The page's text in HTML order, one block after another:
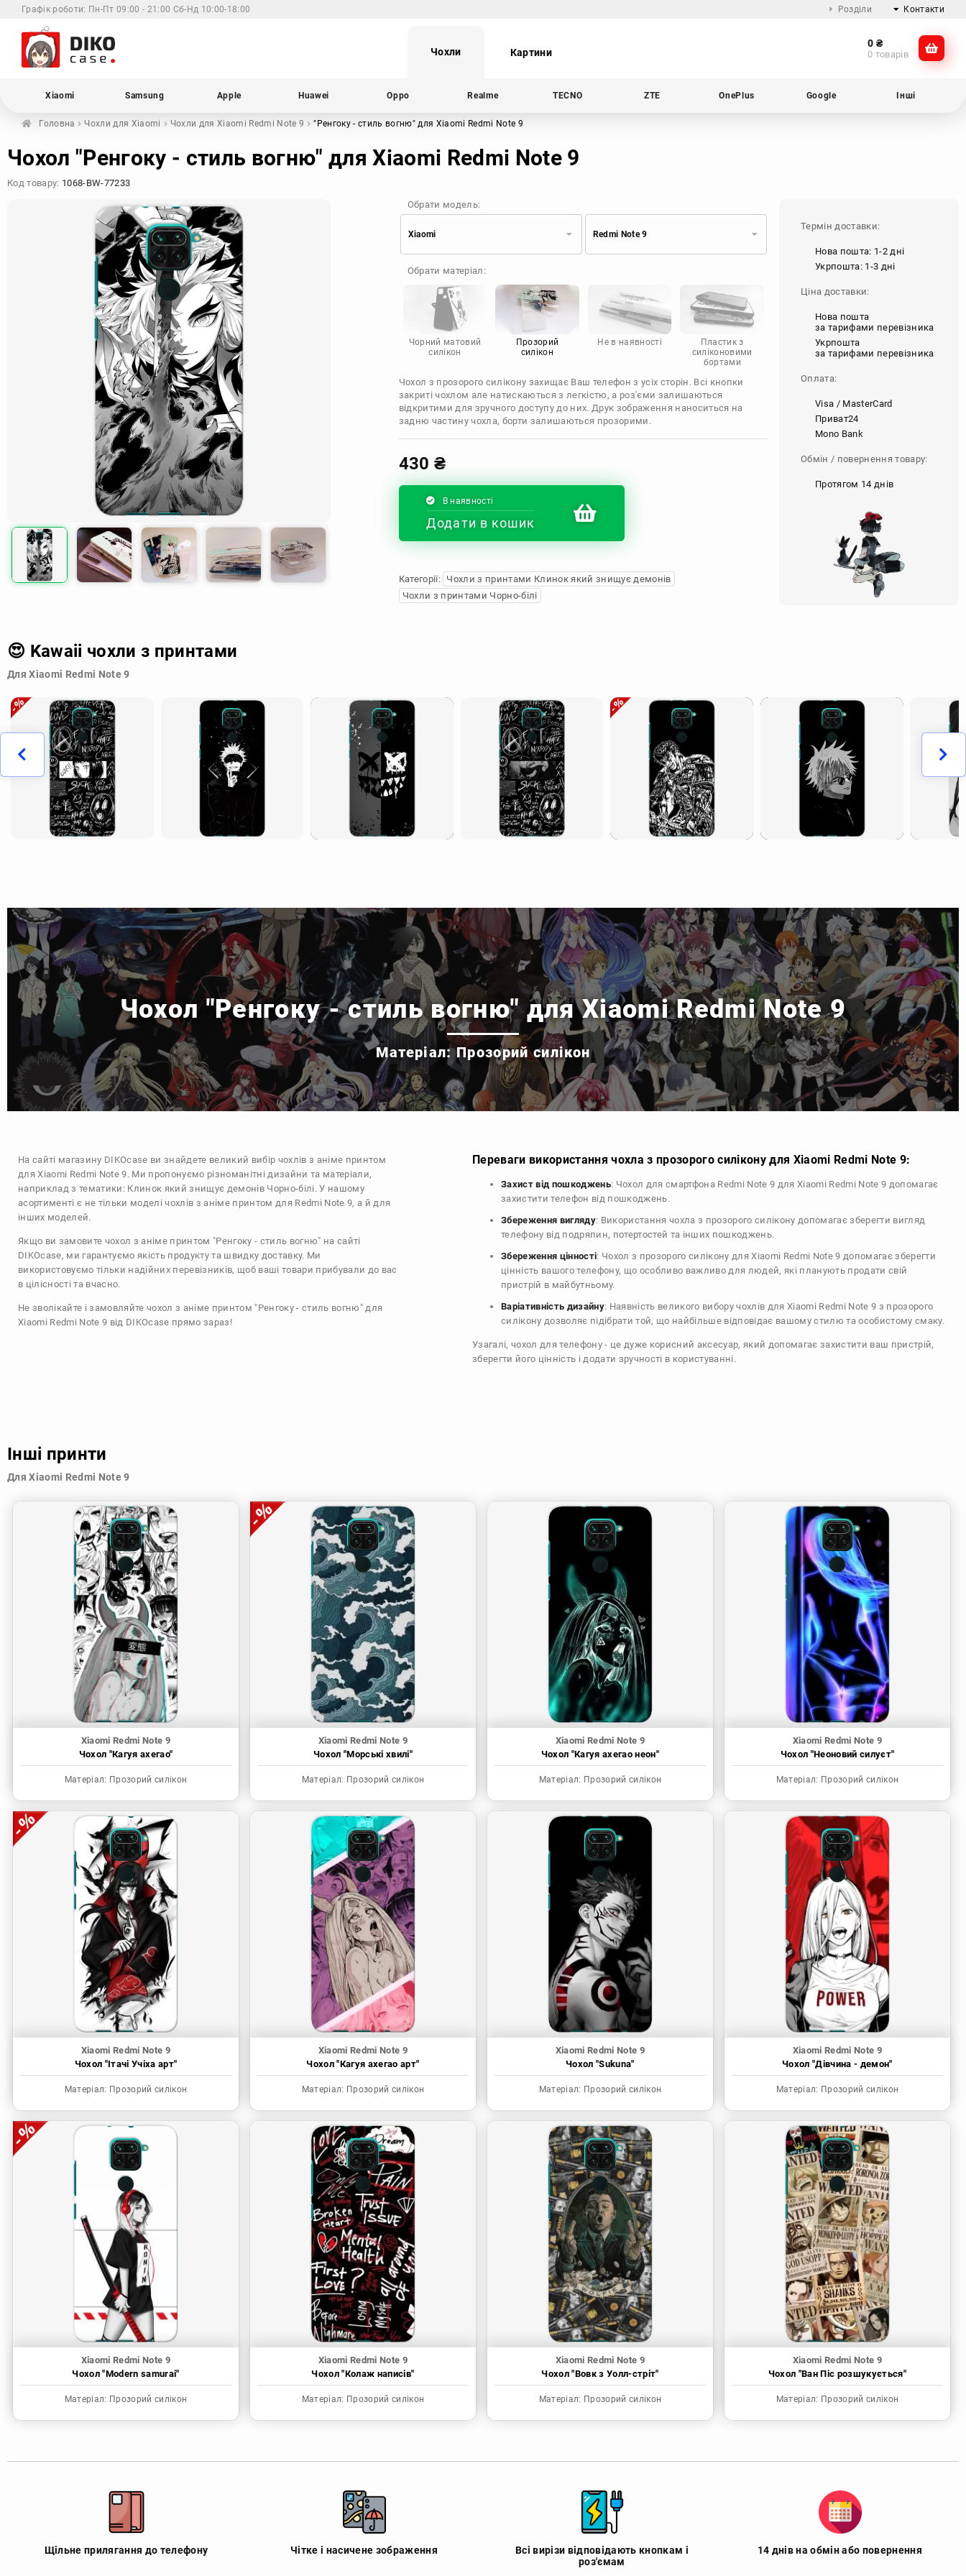
Графік роботи: Пн-Пт 09:00 - 21:00 Сб-Нд 10:00-18:00 Розділи Контакти
@dikocase
Чохли Картини
0 ₴
0 товарів
Xiaomi Samsung Apple Huawei Oppo Realme TECNO ZTE OnePlus Google Інші
Головна Чохли для Xiaomi Чохли для Xiaomi Redmi Note 9 "Ренгоку - стиль вогню" для Xiaomi Redmi Note 9
Чохол "Ренгоку - стиль вогню" для Xiaomi Redmi Note 9
Код товару: 1068-BW-77233
Обрати модель:
Xiaomi
Samsung
Apple
OnePlus
Google
Doogee
Motorola
Redmi Note 9
Обрати матеріал:
Чорний матовий
силікон
Прозорий
силікон
Не в наявності
Пластик з
силіконовими
бортами
Чохол з прозорого силікону захищає Ваш телефон з усіх сторін. Всі кнопки
закриті чохлом але натискаються з легкістю, а роз'єми залишаються
відкритими для зручного доступу до них. Друк зображення наноситься на
задню частину чохла, борти залишаються прозорими.
430 ₴
В наявності
Додати в кошик
Категорії: Чохли з принтами Клинок який знищує демонів
Чохли з принтами Чорно-білі
Термін доставки:
Нова пошта: 1-2 дні
Укрпошта: 1-3 дні
Ціна доставки:
Нова пошта
за тарифами перевізника
Укрпошта
за тарифами перевізника
Оплата:
Visa / MasterCard
Приват24
Mono Bank
Обмін / повернення товару:
Протягом 14 днів
😍 Kawaii чохли з принтами
Для Xiaomi Redmi Note 9
Чохол "Ренгоку - стиль вогню" для Xiaomi Redmi Note 9
Матеріал: Прозорий силікон
На сайті магазину DIKOcase ви знайдете великий вибір чохлів з аніме принтом
для Xiaomi Redmi Note 9. Ми пропонуємо різноманітні дизайни та матеріали,
наприклад з тематики: Клинок який знищує демонів Чорно-білі. У нашому
асортименті є не тільки моделі чохлів з аніме принтом для Redmi Note 9, а й для
інших моделей.
Якщо ви замовите чохол з аніме принтом "Ренгоку - стиль вогню" на сайті
DIKOcase, ми гарантуємо якість продукту та швидку доставку. Ми
використовуємо тільки надійних перевізників, щоб ваші товари прибували до вас
в цілісності та вчасно.
Не зволікайте і замовляйте чохол з аніме принтом "Ренгоку - стиль вогню" для
Xiaomi Redmi Note 9 від DIKOcase прямо зараз!
Переваги використання чохла з прозорого силікону для Xiaomi Redmi Note 9:
Захист від пошкоджень: Чохол для смартфона Redmi Note 9 для Xiaomi Redmi Note 9 допомагає
захистити телефон від пошкоджень.
Збереження вигляду: Використання чохла з прозорого силікону допомагає зберегти вигляд
телефону від подряпин, потертостей та інших пошкоджень.
Збереження цінності: Чохол з прозорого силікону для Xiaomi Redmi Note 9 допомагає зберегти
цінність вашого телефону, що особливо важливо для людей, які планують продати свій
пристрій в майбутньому.
Варіативність дизайну: Наявність великого вибору чохлів для Xiaomi Redmi Note 9 з прозорого
силікону дозволяє підібрати той, що найбільше відповідає вашому стилю та особистому смаку.
Узагалі, чохол для телефону - це дуже корисний аксесуар, який допомагає захистити ваш пристрій,
зберегти його цінність і додати зручності в користуванні.
Інші принти
Для Xiaomi Redmi Note 9
Xiaomi Redmi Note 9
Чохол "Кагуя ахегао"
Матеріал: Прозорий силікон
Xiaomi Redmi Note 9
Чохол "Морські хвилі"
Матеріал: Прозорий силікон
Xiaomi Redmi Note 9
Чохол "Кагуя ахегао неон"
Матеріал: Прозорий силікон
Xiaomi Redmi Note 9
Чохол "Неоновий силуєт"
Матеріал: Прозорий силікон
Xiaomi Redmi Note 9
Чохол "Ітачі Учіха арт"
Матеріал: Прозорий силікон
Xiaomi Redmi Note 9
Чохол "Кагуя ахегао арт"
Матеріал: Прозорий силікон
Xiaomi Redmi Note 9
Чохол "Sukuna"
Матеріал: Прозорий силікон
Xiaomi Redmi Note 9
Чохол "Дівчина - демон"
Матеріал: Прозорий силікон
Xiaomi Redmi Note 9
Чохол "Modern samurai"
Матеріал: Прозорий силікон
Xiaomi Redmi Note 9
Чохол "Колаж написів"
Матеріал: Прозорий силікон
Xiaomi Redmi Note 9
Чохол "Вовк з Уолл-стріт"
Матеріал: Прозорий силікон
Xiaomi Redmi Note 9
Чохол "Ван Піс розшукується"
Матеріал: Прозорий силікон
Щільне прилягання до телефону Чітке і насичене зображення
Всі вирізи відповідають кнопкам і
роз'ємам
14 днів на обмін або повернення